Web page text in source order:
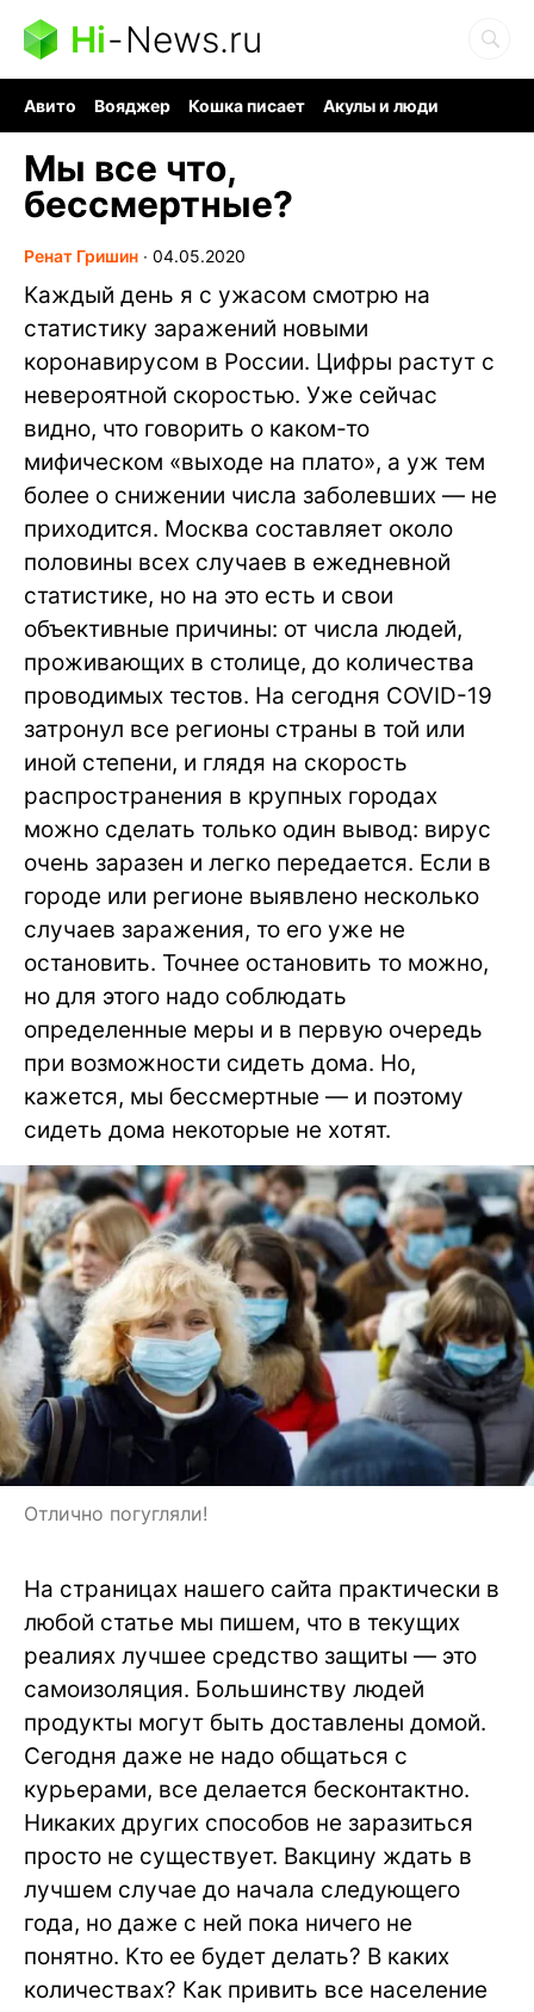
Hi-News.ru
Авито Вояджер Кошка писает
Акулы и люди
Мы все что,
бессмертные?
Ренат Гришин ∙ 04.05.2020
Каждый день я с ужасом смотрю на
статистику заражений новыми
коронавирусом в России. Цифры растут с
невероятной скоростью. Уже сейчас
видно, что говорить о каком-то
мифическом «выходе на плато», а уж тем
более о снижении числа заболевших — не
приходится. Москва составляет около
половины всех случаев в ежедневной
статистике, но на это есть и свои
объективные причины: от числа людей,
проживающих в столице, до количества
проводимых тестов. На сегодня COVID-19
затронул все регионы страны в той или
иной степени, и глядя на скорость
распространения в крупных городах
можно сделать только один вывод: вирус
очень заразен и легко передается. Если в
городе или регионе выявлено несколько
случаев заражения, то его уже не
остановить. Точнее остановить то можно,
но для этого надо соблюдать
определенные меры и в первую очередь
при возможности сидеть дома. Но,
кажется, мы бессмертные — и поэтому
сидеть дома некоторые не хотят.
Отлично погугляли!
На страницах нашего сайта практически в
любой статье мы пишем, что в текущих
реалиях лучшее средство защиты — это
самоизоляция. Большинству людей
продукты могут быть доставлены домой.
Сегодня даже не надо общаться с
курьерами, все делается бесконтактно.
Никаких других способов не заразиться
просто не существует. Вакцину ждать в
лучшем случае до начала следующего
года, но даже с ней пока ничего не
понятно. Кто ее будет делать? В каких
количествах? Как привить все население